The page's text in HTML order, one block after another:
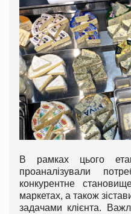
В рамках цього
проаналізували
конкурентне
маркетах, а також
задачами клієнта.